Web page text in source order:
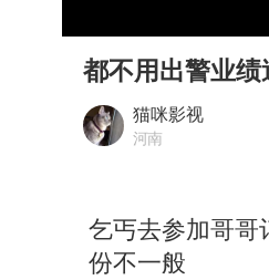
都不用出警业
猫咪影视
河南
乞丐去参加哥哥
份不一般